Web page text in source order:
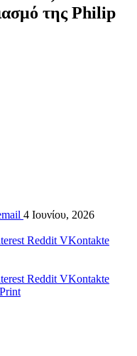
της Philip
4 Ιουνίου, 2026
Reddit VKontakte
Reddit VKontakte
Print